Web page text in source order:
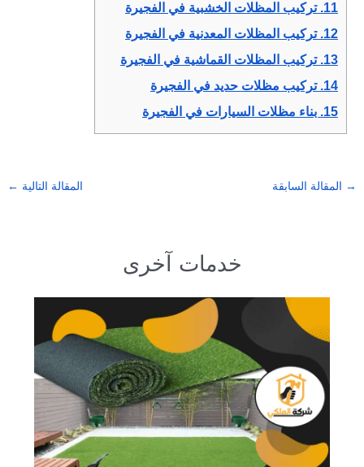
11. تركيب المظلات الخشبية في الفجيرة
12. تركيب المظلات المعدنية في الفجيرة
13. تركيب المظلات القماشية في الفجيرة
14. تركيب مظلات حديد في الفجيرة
15. بناء مظلات السيارات في الفجيرة
→ المقالة السابقة المقالة التالية ←
خدمات آخرى